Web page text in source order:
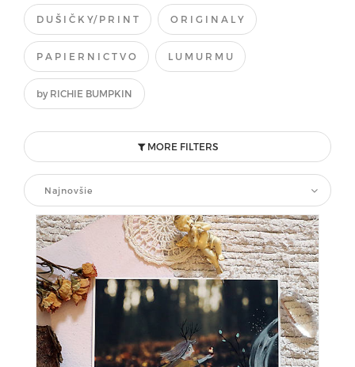
D U Š I Č K Y/ P R I N T O R I G I N A L Y
P A P I E R N I C T V O L U M U R M U
by RICHIE BUMPKIN
MORE FILTERS
Najnovšie